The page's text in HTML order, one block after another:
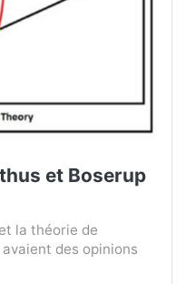
et Boserup
la théorie de
des opinions